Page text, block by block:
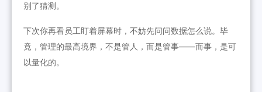
别了猜测。
下次你再看员工盯着屏幕时，不妨先问问数据怎么说。毕
竟，管理的最高境界，不是管人，而是管事——而事，是可
以量化的。